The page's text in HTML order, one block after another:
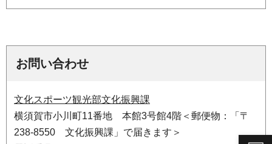
お問い合わせ
文化スポーツ観光部文化振興課
横須賀市小川町11番地 本館3号館4階＜郵便物：「〒
238-8550 文化振興課」で届きます＞